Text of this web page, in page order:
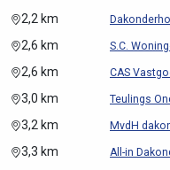
2,2 km
2,6 km S.C.
2,6 km CAS
3,0 km Teulings
3,2 km MvdH
3,3 km All-in